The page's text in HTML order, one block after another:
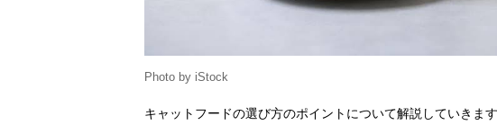
Photo by iStock
キャットフードの選び方のポイントについて解説していきます